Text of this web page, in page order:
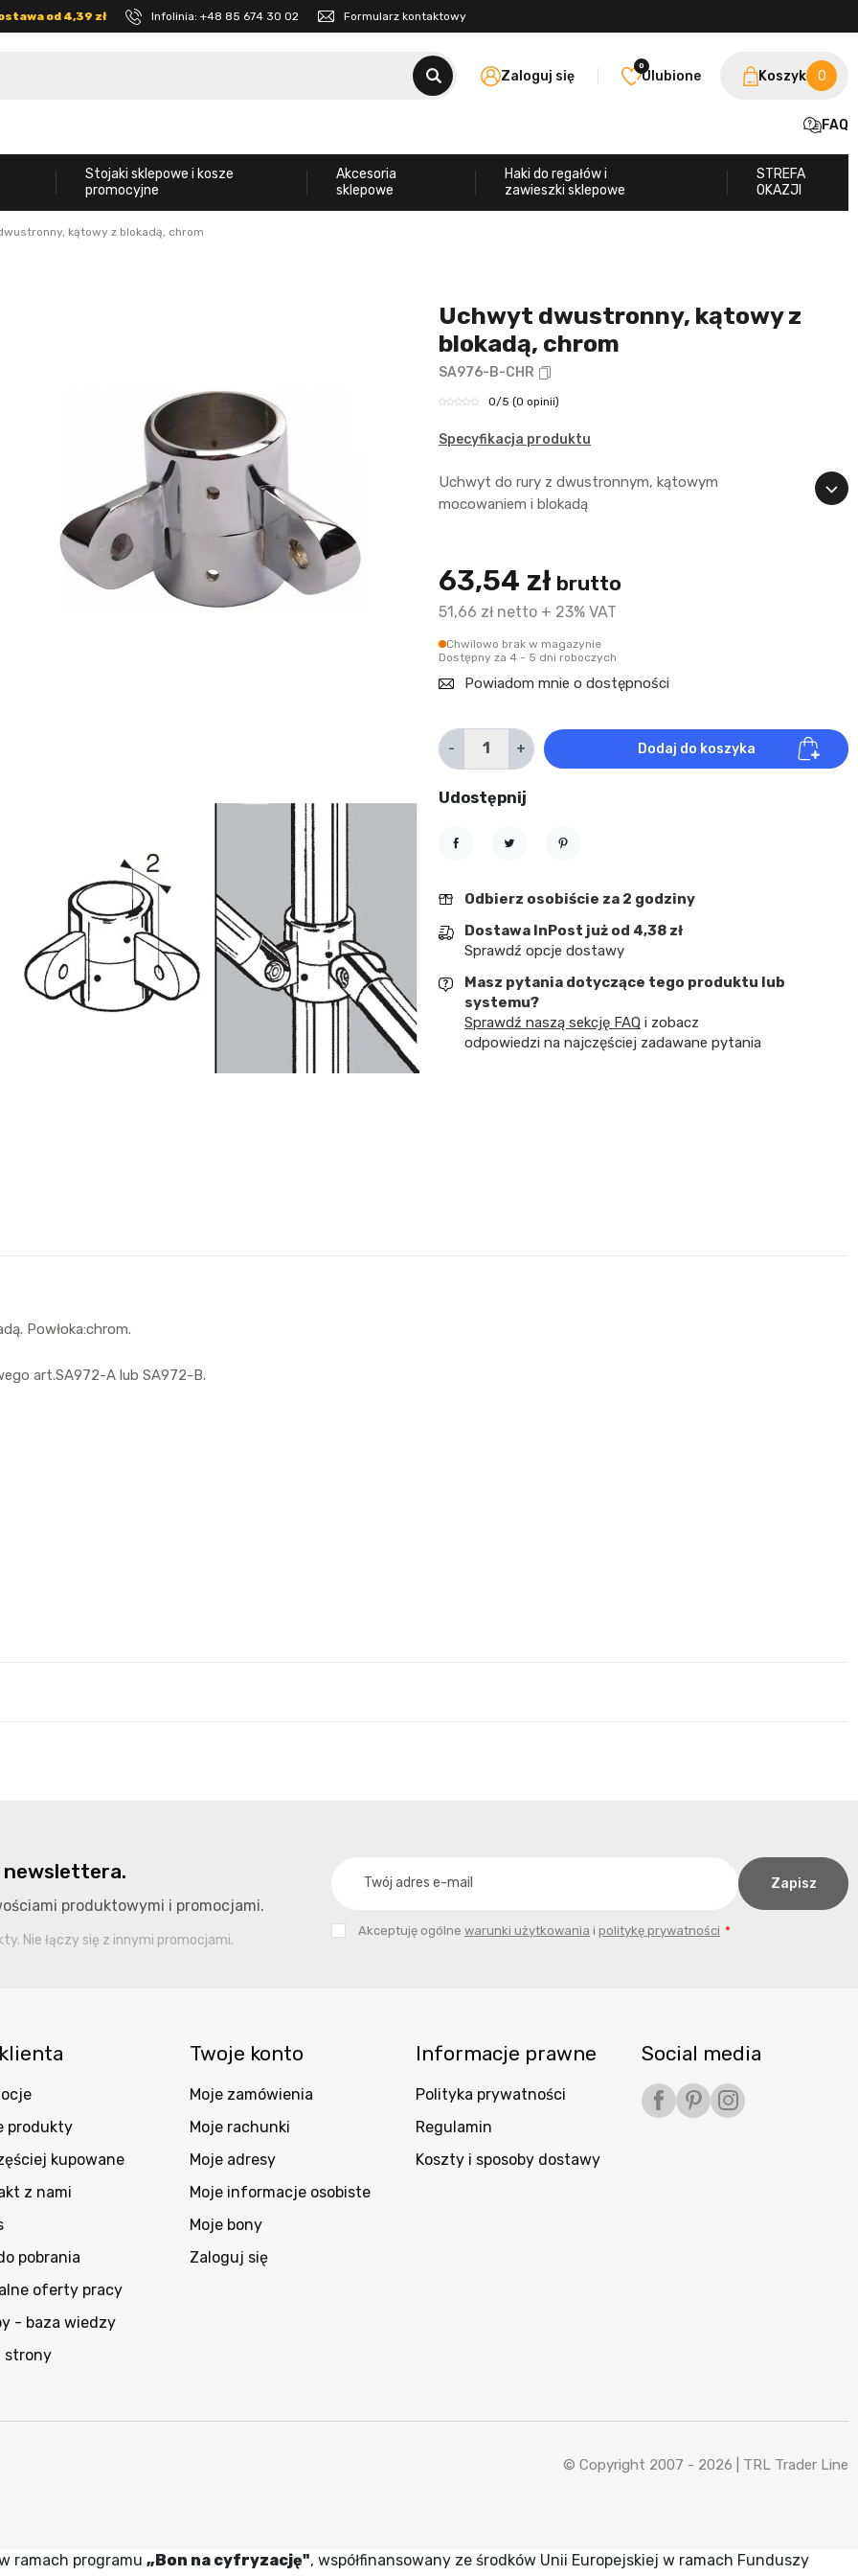
od 4,39 zł Infolinia: +48 85 674 30 02 Formularz kontaktowy
Zaloguj się Ulubione
0
Koszyk 0
FAQ
Stojaki sklepowe i kosze
promocyjne
Akcesoria
sklepowe
Haki do regałów i
zawieszki sklepowe
STREFA
OKAZJI
kątowy z blokadą, chrom
Uchwyt dwustronny, kątowy z
blokadą, chrom
SA976-B-CHR
0/5 (0 opinii)
Specyfikacja produktu
Uchwyt do rury z dwustronnym, kątowym
mocowaniem i blokadą
63,54 zł brutto
51,66 zł netto + 23% VAT
Chwilowo brak w magazynie
Dostępny za 4 - 5 dni roboczych
Powiadom mnie o dostępności
- + Dodaj do koszyka
Udostępnij
Odbierz osobiście za 2 godziny
Dostawa InPost już od 4,38 zł
Sprawdź opcje dostawy
Masz pytania dotyczące tego produktu lub
systemu?
Sprawdź naszą sekcję FAQ i zobacz
odpowiedzi na najczęściej zadawane pytania
Powłoka:chrom.
art.SA972-A lub SA972-B.
newslettera.
produktowymi i promocjami.
Nie łączy się z innymi promocjami.
Akceptuję ogólne warunki użytkowania i politykę prywatności
produkty
kupowane
z nami
pobrania
oferty pracy
- baza wiedzy
strony
Twoje konto
Moje zamówienia
Moje rachunki
Moje adresy
Moje informacje osobiste
Moje bony
Zaloguj się
Informacje prawne
Polityka prywatności
Regulamin
Koszty i sposoby dostawy
Social media
Facebook
PinterestInstagram
© Copyright 2007 - 2026 | TRL Trader Line
ramach programu „Bon na cyfryzację", współfinansowany ze środków Unii Europejskiej w ramach Funduszy